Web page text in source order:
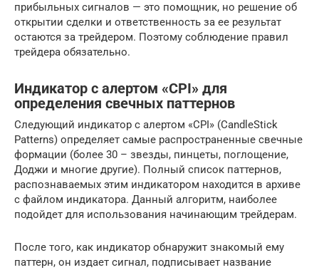
прибыльных сигналов — это помощник, но решение об
открытии сделки и ответственность за ее результат
остаются за трейдером. Поэтому соблюдение правил
трейдера обязательно.
Индикатор с алертом «CPI» для
определения свечных паттернов
Следующий индикатор с алертом «CPI» (CandleStick
Patterns) определяет самые распространенные свечные
формации (более 30 – звезды, пинцеты, поглощение,
Доджи и многие другие). Полный список паттернов,
распознаваемых этим индикатором находится в архиве
с файлом индикатора. Данный алгоритм, наиболее
подойдет для использования начинающим трейдерам.
После того, как индикатор обнаружит знакомый ему
паттерн, он издает сигнал, подписывает название